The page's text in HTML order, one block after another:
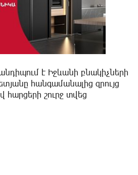
է Իջևանի բնակիչների
հանգամանալից զրույց
հարցերի շուրջ տվեց